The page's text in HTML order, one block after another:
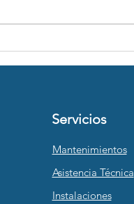
Servicios
Mantenimientos
Asistencia Técnica
Instalaciones